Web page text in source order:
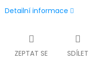
Detailní informace
ZEPTAT SE SDÍLET